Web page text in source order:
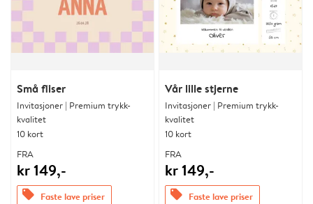
Små fliser
Invitasjoner | Premium trykk-
kvalitet
10 kort
FRA
kr 149,-
offers Faste lave priser
Vår lille stjerne
Invitasjoner | Premium trykk-
kvalitet
10 kort
FRA
kr 149,-
offers Faste lave priser